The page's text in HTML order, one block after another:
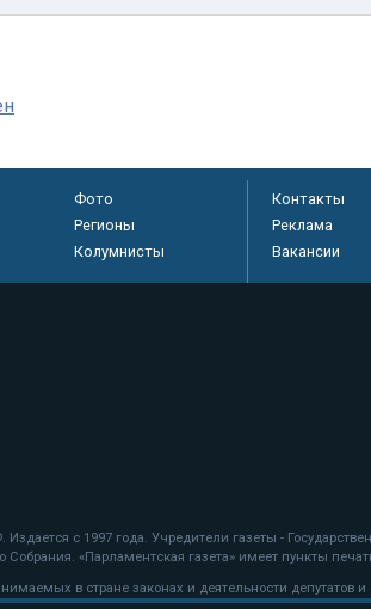
Фото
Регионы
Колумнисты
Контакты
Реклама
Вакансии
с 1997 года. Учредители газеты -
«Парламентская газета» имеет пункты
в стране законах и деятельности депутатов